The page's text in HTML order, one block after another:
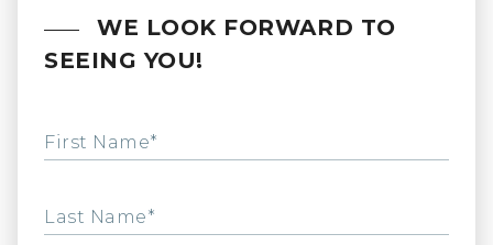
WE LOOK FORWARD TO
SEEING YOU!
First Name*
Last Name*